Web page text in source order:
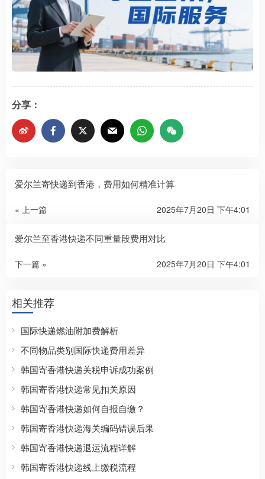
分享：
爱尔兰寄快递到香港，费用如何精准计算
« 上一篇 2025年7月20日 下午4:01
爱尔兰至香港快递不同重量段费用对比
下一篇 » 2025年7月20日 下午4:01
相关推荐
国际快递燃油附加费解析
不同物品类别国际快递费用差异
韩国寄香港快递关税申诉成功案例
韩国寄香港快递常见扣关原因
韩国寄香港快递如何自报自缴？
韩国寄香港快递海关编码错误后果
韩国寄香港快递退运流程详解
韩国寄香港快递线上缴税流程